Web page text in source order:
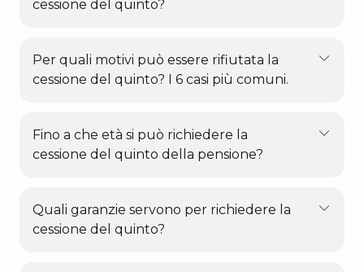
cessione del quinto?
Per quali motivi può essere rifiutata la
cessione del quinto? I 6 casi più comuni.
Fino a che età si può richiedere la
cessione del quinto della pensione?
Quali garanzie servono per richiedere la
cessione del quinto?